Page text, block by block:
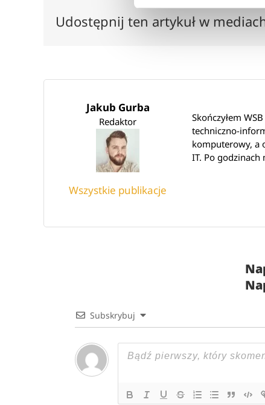
Udostępnij ten artykuł w
Jakub Gurba
Redaktor
Wszystkie publikacje
Skończyłem
techniczno-
komputerowy, a
IT. Po
Subskrybuj